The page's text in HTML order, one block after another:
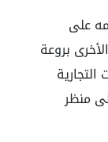
على
بروعة
منظر